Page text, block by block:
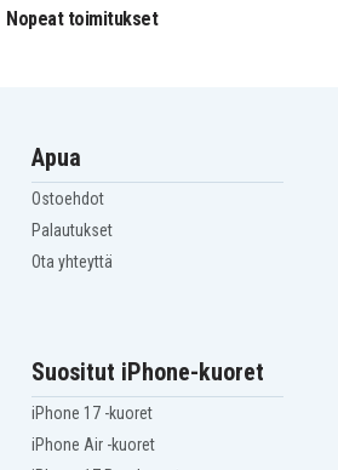
Nopeat toimitukset
Apua
Ostoehdot
Palautukset
Ota yhteyttä
Suositut iPhone-kuoret
iPhone 17 -kuoret
iPhone Air -kuoret